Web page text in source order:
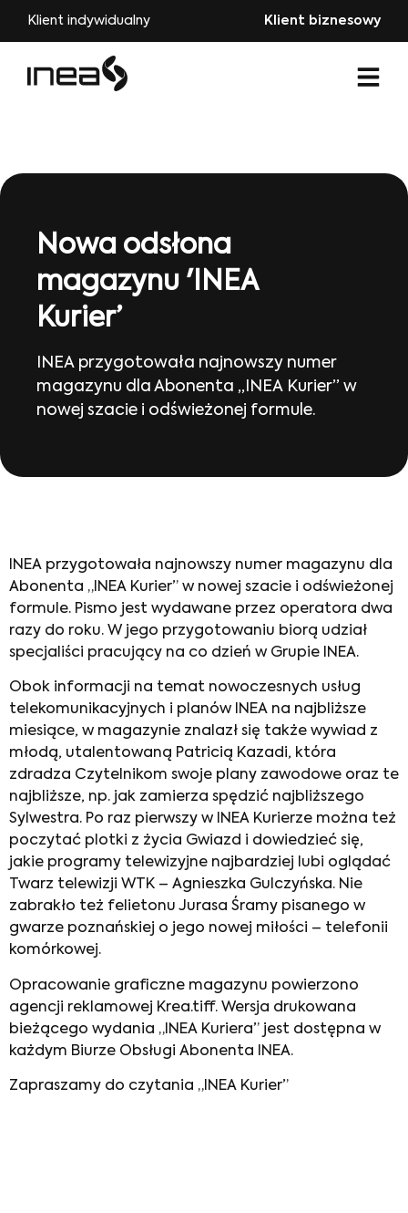
Klient indywidualny Klient biznesowy
Nowa odsłona
magazynu 'INEA
Kurier’
INEA przygotowała najnowszy numer
magazynu dla Abonenta „INEA Kurier” w
nowej szacie i odświeżonej formule.
INEA przygotowała najnowszy numer magazynu dla
Abonenta „INEA Kurier” w nowej szacie i odświeżonej
formule. Pismo jest wydawane przez operatora dwa
razy do roku. W jego przygotowaniu biorą udział
specjaliści pracujący na co dzień w Grupie INEA.
Obok informacji na temat nowoczesnych usług
telekomunikacyjnych i planów INEA na najbliższe
miesiące, w magazynie znalazł się także wywiad z
młodą, utalentowaną Patricią Kazadi, która
zdradza Czytelnikom swoje plany zawodowe oraz te
najbliższe, np. jak zamierza spędzić najbliższego
Sylwestra. Po raz pierwszy w INEA Kurierze można też
poczytać plotki z życia Gwiazd i dowiedzieć się,
jakie programy telewizyjne najbardziej lubi oglądać
Twarz telewizji WTK – Agnieszka Gulczyńska. Nie
zabrakło też felietonu Jurasa Śramy pisanego w
gwarze poznańskiej o jego nowej miłości – telefonii
komórkowej.
Opracowanie graficzne magazynu powierzono
agencji reklamowej Krea.tiff. Wersja drukowana
bieżącego wydania „INEA Kuriera” jest dostępna w
każdym Biurze Obsługi Abonenta INEA.
Zapraszamy do czytania „INEA Kurier”